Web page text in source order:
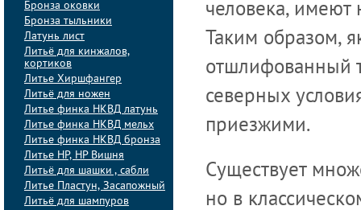
Бронза оковки
Бронза тыльники
Латунь лист
Литьё для кинжалов,
кортиков
Литье Хиршфангер
Литьё для ножен
Литье финка НКВД латунь
Литье финка НКВД мельх
Литье финка НКВД бронза
Литье НР, НР Вишня
Литьё для шашки , сабли
Литье Пластун, Засапожный
Литьё для шампуров
человека, имеют
Таким образом,
отшлифованный
северных
приезжими.
Существует
но в